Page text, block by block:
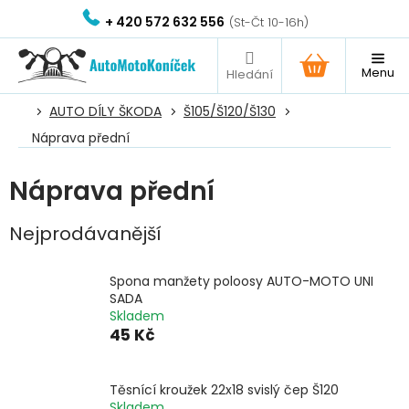
obsah
+ 420 572 632 556
NÁKUPNÍ
KOŠÍK
AUTO DÍLY ŠKODA
Š105/Š120/Š130
Náprava přední
Náprava přední
Nejprodávanější
Spona manžety poloosy AUTO-MOTO UNI
SADA
Skladem
45 Kč
Těsnící kroužek 22x18 svislý čep Š120